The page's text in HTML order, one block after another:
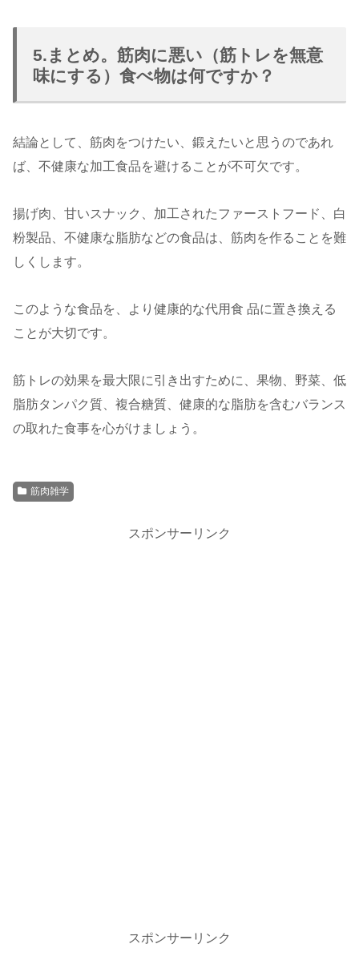
5.まとめ。筋肉に悪い（筋トレを無意
味にする）食べ物は何ですか？
結論として、筋肉をつけたい、鍛えたいと思うのであれ
ば、不健康な加工食品を避けることが不可欠です。
揚げ肉、甘いスナック、加工されたファーストフード、白
粉製品、不健康な脂肪などの食品は、筋肉を作ることを難
しくします。
このような食品を、より健康的な代用食 品に置き換える
ことが大切です。
筋トレの効果を最大限に引き出すために、果物、野菜、低
脂肪タンパク質、複合糖質、健康的な脂肪を含むバランス
の取れた食事を心がけましょう。
筋肉雑学
スポンサーリンク
スポンサーリンク